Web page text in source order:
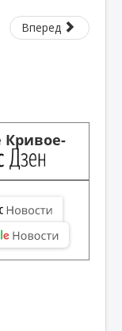
Вперед
Кривое-